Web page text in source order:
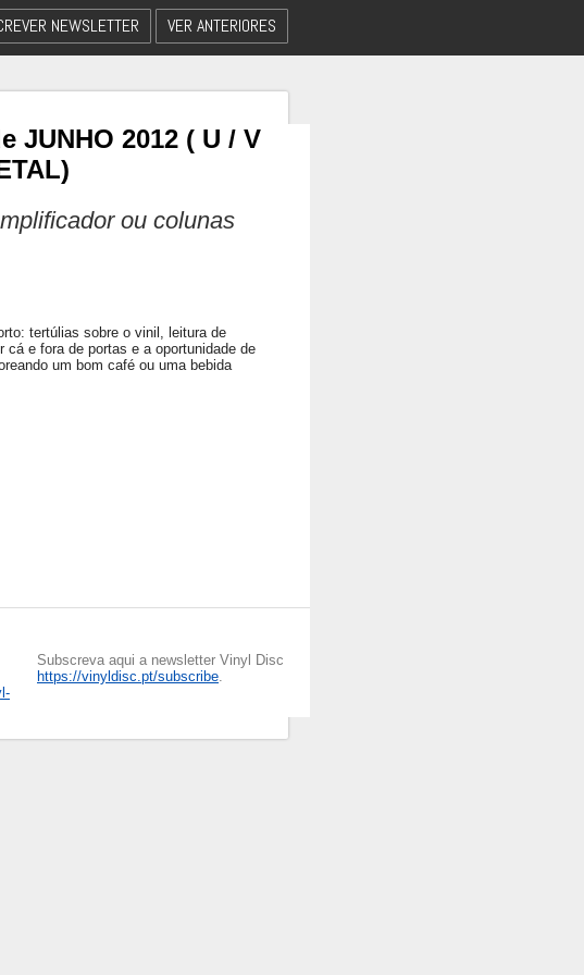
NEWSLETTER VER ANTERIORES
JUNHO 2012 ( U / V
ou colunas
tertúlias sobre o vinil, leitura de
e fora de portas e a oportunidade de
um bom café ou uma bebida
Subscreva aqui a newsletter Vinyl Disc
https://vinyldisc.pt/subscribe.